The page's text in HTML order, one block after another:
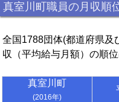
真室川町職員の月収順
全国1788団体(都道府県及
収（平均給与月額）の順
真室川町
(2016年)